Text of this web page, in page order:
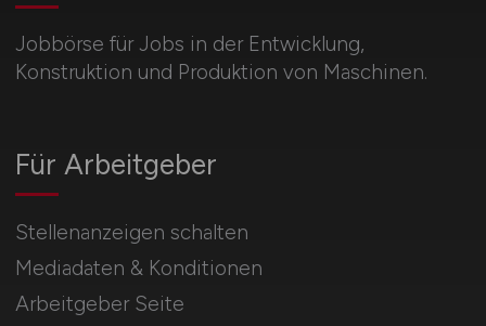
Jobbörse für Jobs in der Entwicklung,
Konstruktion und Produktion von Maschinen.
Für Arbeitgeber
Stellenanzeigen schalten
Mediadaten & Konditionen
Arbeitgeber Seite